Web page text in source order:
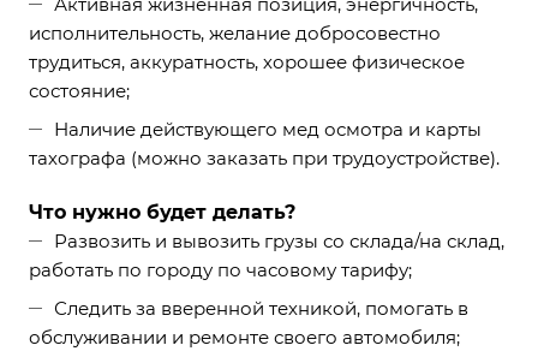
исполнительность, желание добросовестно
трудиться, аккуратность, хорошее физическое
состояние;
Наличие действующего мед осмотра и карты
тахографа (можно заказать при трудоустройстве).
Что нужно будет делать?
Развозить и вывозить грузы со склада/на склад,
работать по городу по часовому тарифу;
Следить за вверенной техникой, помогать в
обслуживании и ремонте своего автомобиля;